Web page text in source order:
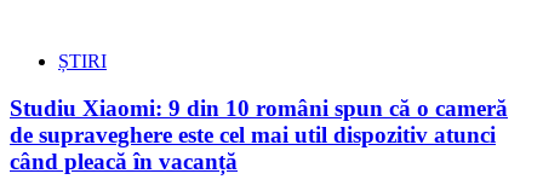
ȘTIRI
Studiu Xiaomi: 9 din 10 români spun că o cameră
de supraveghere este cel mai util dispozitiv atunci
când pleacă în vacanță